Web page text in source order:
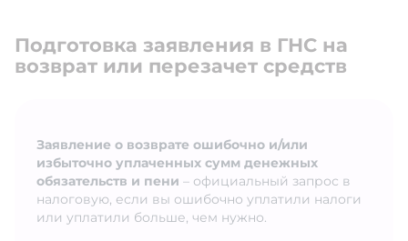
Подготовка заявления в ГНС на
возврат или перезачет средств
Заявление о возврате ошибочно и/или
избыточно уплаченных сумм денежных
обязательств и пени – официальный запрос в
налоговую, если вы ошибочно уплатили налоги
или уплатили больше, чем нужно.